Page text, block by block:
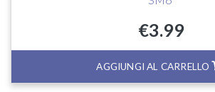
€3.99
AGGIUNGI AL CARRELLO